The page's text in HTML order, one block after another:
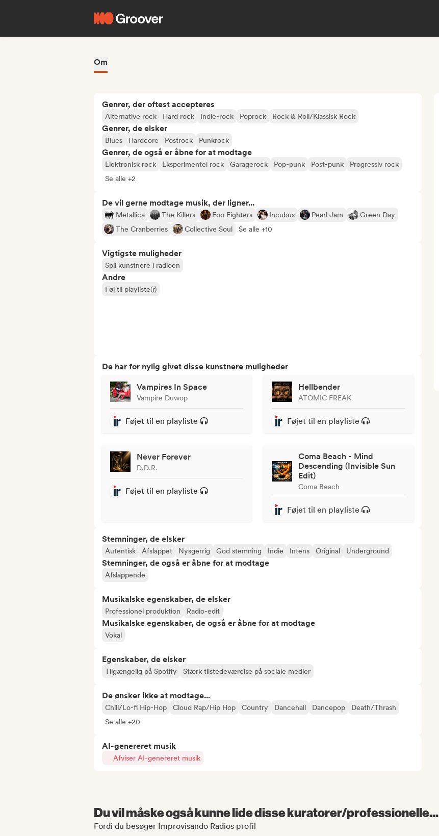
Om
Genrer, der oftest accepteres
Alternative rock Hard rock Indie-rock Poprock Rock & Roll/Klassisk Rock
Genrer, de elsker
Blues Hardcore Postrock Punkrock
Genrer, de også er åbne for at modtage
Elektronisk rock Eksperimentel rock Garagerock Pop-punk Post-punk
Progressiv rock
Se alle +2
De vil gerne modtage musik, der ligner...
Metallica The Killers Foo Fighters Incubus Pearl Jam
Green Day
The Cranberries
Collective Soul Se alle +10
Vigtigste muligheder
Spil kunstnere i radioen
Andre
Føj til playliste(r)
De har for nylig givet disse kunstnere muligheder
Vampires In Space
Vampire Duwop
Føjet til en playliste
Hellbender
ATOMIC FREAK
Føjet til en playliste
Never Forever
D.D.R.
Føjet til en playliste
Coma Beach - Mind
Descending (Invisible Sun
Edit)
Coma Beach
Føjet til en playliste
Stemninger, de elsker
Autentisk Afslappet Nysgerrig God stemning Indie Intens Original Underground
Stemninger, de også er åbne for at modtage
Afslappende
Musikalske egenskaber, de elsker
Professionel produktion Radio-edit
Musikalske egenskaber, de også er åbne for at modtage
Vokal
Egenskaber, de elsker
Tilgængelig på Spotify Stærk tilstedeværelse på sociale medier
De ønsker ikke at modtage...
Chill/Lo-fi Hip-Hop Cloud Rap/Hip Hop Country Dancehall Dancepop
Death/Thrash
Se alle +20
AI-genereret musik
Afviser AI-genereret musik
Du vil måske også kunne lide disse kuratorer/professionelle...
Fordi du besøger Improvisando Radios profil